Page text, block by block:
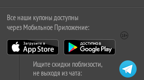
Все наши купоны доступны
через Мобильное Приложение:
Ищите скидки поблизости,
не выходя из чата: